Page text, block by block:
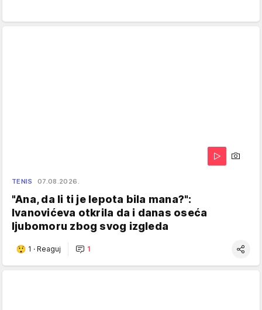
TENIS 07.08.2026.
"Ana, da li ti je lepota bila mana?":
Ivanovićeva otkrila da i danas oseća
ljubomoru zbog svog izgleda
1 · Reaguj 1